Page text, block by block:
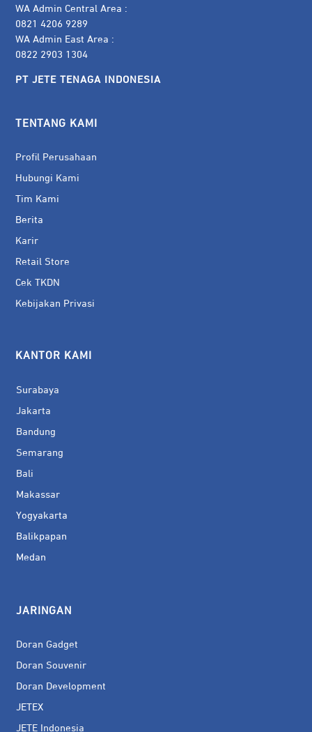
WA Admin Central Area :
0821 4206 9289
WA Admin East Area :
0822 2903 1304
PT JETE TENAGA INDONESIA
TENTANG KAMI
Profil Perusahaan
Hubungi Kami
Tim Kami
Berita
Karir
Retail Store
Cek TKDN
Kebijakan Privasi
KANTOR KAMI
Surabaya
Jakarta
Bandung
Semarang
Bali
Makassar
Yogyakarta
Balikpapan
Medan
JARINGAN
Doran Gadget
Doran Souvenir
Doran Development
JETEX
JETE Indonesia